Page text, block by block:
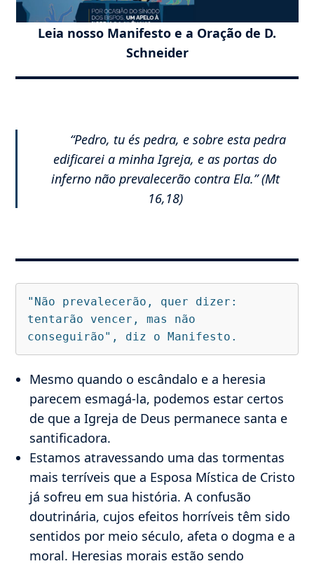
Leia nosso Manifesto e a Oração de D.
Schneider
“Pedro, tu és pedra, e sobre esta pedra
edificarei a minha Igreja, e as portas do
inferno não prevalecerão contra Ela.” (Mt
16,18)
"Não prevalecerão, quer dizer:
tentarão vencer, mas não
conseguirão", diz o Manifesto.
Mesmo quando o escândalo e a heresia
parecem esmagá-la, podemos estar certos
de que a Igreja de Deus permanece santa e
santificadora.
Estamos atravessando uma das tormentas
mais terríveis que a Esposa Mística de Cristo
já sofreu em sua história. A confusão
doutrinária, cujos efeitos horríveis têm sido
sentidos por meio século, afeta o dogma e a
moral. Heresias morais estão sendo